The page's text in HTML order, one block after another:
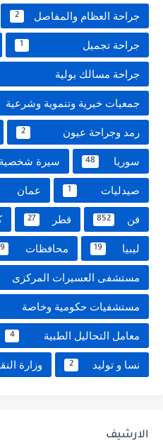
جراحة العظام والمفاصل 2
جراحة تجميل 1
جراحة مسالك بولية
جمعيات خيرية وتنموية وشرعية
رمد وجراحة عيون 2
سوريا 48 سيرة
صيدليات 1 عمان
فن 852 قطر 27
ليبيا 19 محافظات
مستشفى العسيرات المركزى
مستشفيات حكومية وخاصة
معامل التحاليل الطبية 4
نسا و توليد 2 وزارة
الارشيف